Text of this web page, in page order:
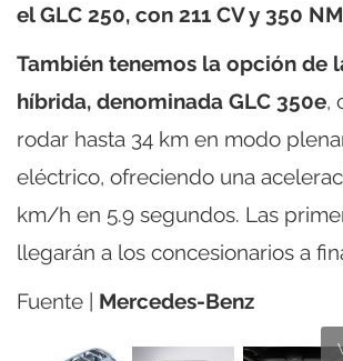
el GLC 250, con 211 CV y 350
También tenemos la opción de
híbrida, denominada GLC 350e,
rodar hasta 34 km en modo
eléctrico, ofreciendo una
km/h en 5.9 segundos. Las
llegarán a los concesionarios a
Fuente | Mercedes-Benz